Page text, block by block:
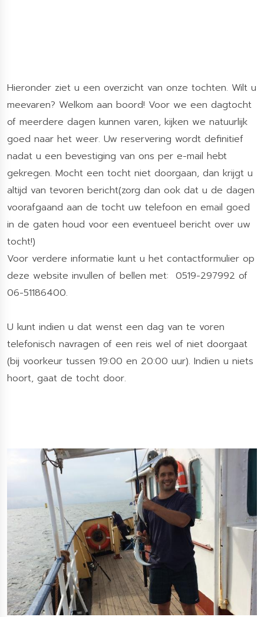
Hieronder ziet u een overzicht van onze tochten. Wilt u
meevaren? Welkom aan boord! Voor we een dagtocht
of meerdere dagen kunnen varen, kijken we natuurlijk
goed naar het weer. Uw reservering wordt definitief
nadat u een bevestiging van ons per e-mail hebt
gekregen. Mocht een tocht niet doorgaan, dan krijgt u
altijd van tevoren bericht(zorg dan ook dat u de dagen
voorafgaand aan de tocht uw telefoon en email goed
in de gaten houd voor een eventueel bericht over uw
tocht!)
Voor verdere informatie kunt u het contactformulier op
deze website invullen of bellen met: 0519-297992 of
06-51186400.
U kunt indien u dat wenst een dag van te voren
telefonisch navragen of een reis wel of niet doorgaat
(bij voorkeur tussen 19:00 en 20:00 uur). Indien u niets
hoort, gaat de tocht door.